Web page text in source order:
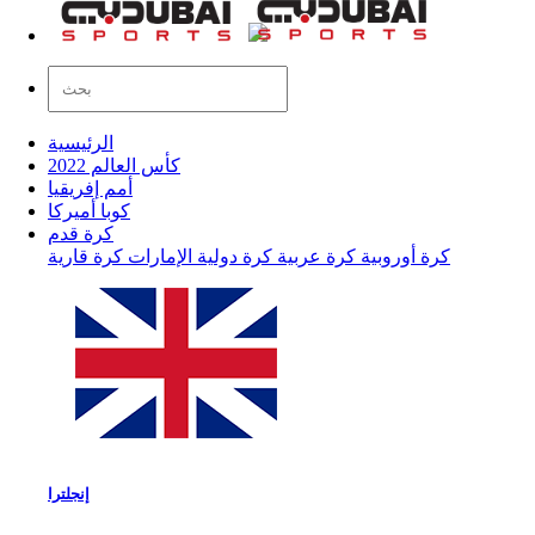
الرئيسية
كأس العالم 2022
أمم إفريقيا
كوبا أميركا
كرة قدم
كرة أوروبية كرة عربية كرة دولية الإمارات كرة قارية
إنجلترا